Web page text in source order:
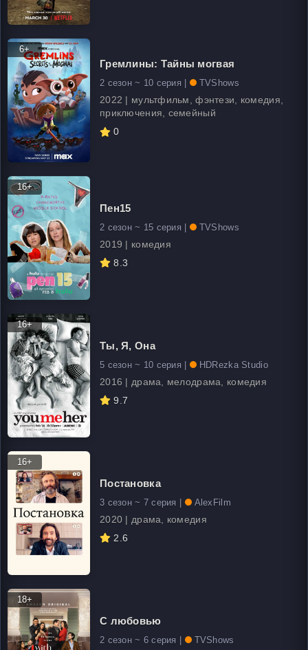
6+
Гремлины: Тайны могвая
2 сезон ~ 10 серия | TVShows
2022 | мультфильм, фэнтези, комедия,
приключения, семейный
0
16+
Пен15
2 сезон ~ 15 серия | TVShows
2019 | комедия
8.3
16+
Ты, Я, Она
5 сезон ~ 10 серия | HDRezka Studio
2016 | драма, мелодрама, комедия
9.7
16+
Постановка
3 сезон ~ 7 серия | AlexFilm
2020 | драма, комедия
2.6
18+
С любовью
2 сезон ~ 6 серия | TVShows